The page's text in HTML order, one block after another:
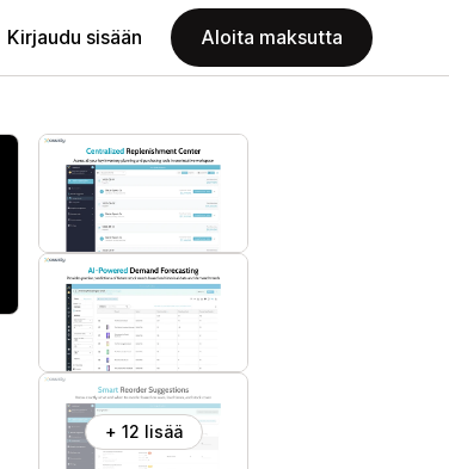
Kirjaudu sisään Aloita maksutta
+ 12 lisää